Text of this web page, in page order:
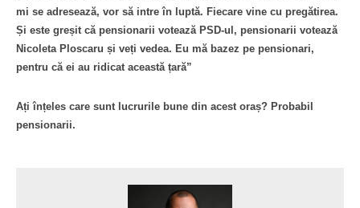
mi se adresează, vor să intre în luptă. Fiecare vine cu pregătirea.
Și este greșit că pensionarii votează PSD-ul, pensionarii votează
Nicoleta Ploscaru și veți vedea. Eu mă bazez pe pensionari,
pentru că ei au ridicat această țară”
Ați înțeles care sunt lucrurile bune din acest oraș? Probabil
pensionarii.